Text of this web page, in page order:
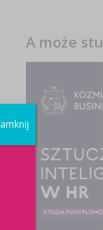
A może